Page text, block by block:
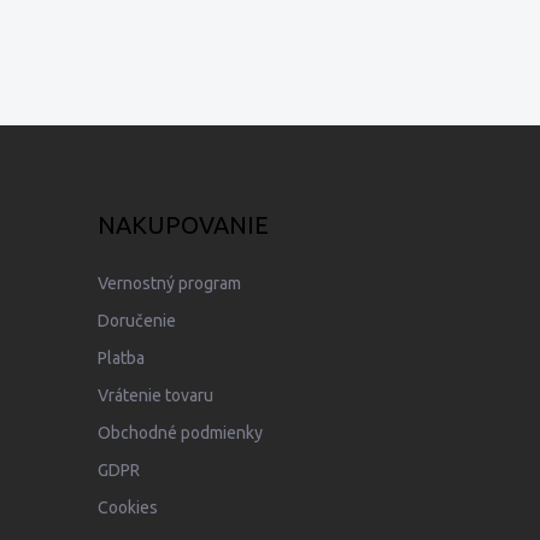
NAKUPOVANIE
Vernostný program
Doručenie
Platba
Vrátenie tovaru
Obchodné podmienky
GDPR
Cookies